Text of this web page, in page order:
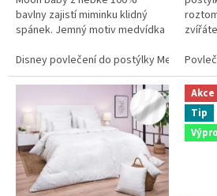
bavlny zajistí miminku klidný
spánek. Jemný motiv medvídka
postýlce kouzelný vzhled.
Praktické...
Disney povlečení do postýlky Medvídek
Akce
Tip